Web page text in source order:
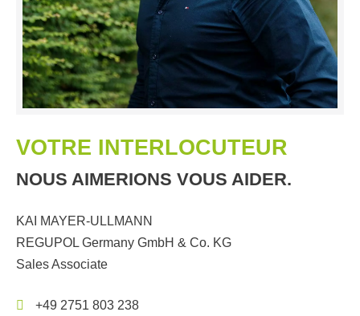
VOTRE INTERLOCUTEUR
NOUS AIMERIONS VOUS AIDER.
KAI MAYER-ULLMANN
REGUPOL Germany GmbH & Co. KG
Sales Associate
+49 2751 803 238